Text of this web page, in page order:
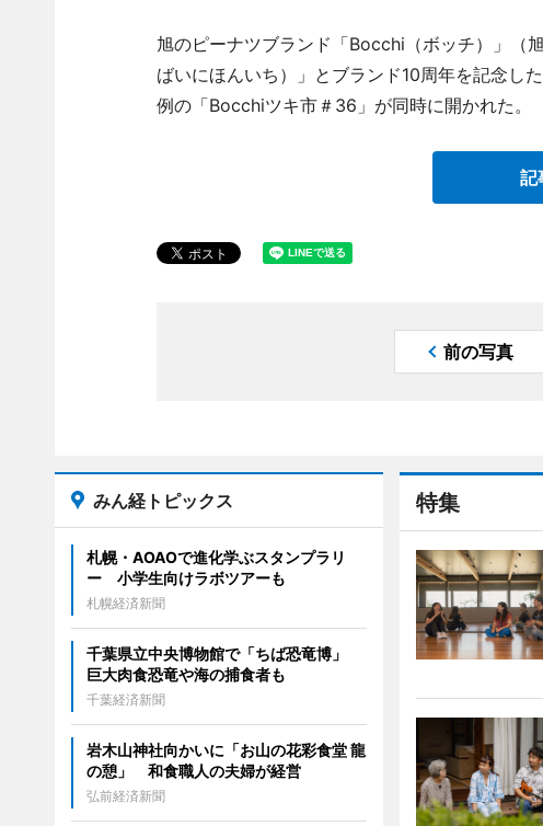
旭のピーナツブランド「Bocchi（ボッチ）」（
ばいにほんいち）」とブランド10周年を記念し
例の「Bocchiツキ市＃36」が同時に開かれた。
記
前の写真
特集
みん経トピックス
札幌・AOAOで進化学ぶスタンプラリ
ー 小学生向けラボツアーも
札幌経済新聞
千葉県立中央博物館で「ちば恐竜博」
巨大肉食恐竜や海の捕食者も
千葉経済新聞
岩木山神社向かいに「お山の花彩食堂 龍
の憩」 和食職人の夫婦が経営
弘前経済新聞